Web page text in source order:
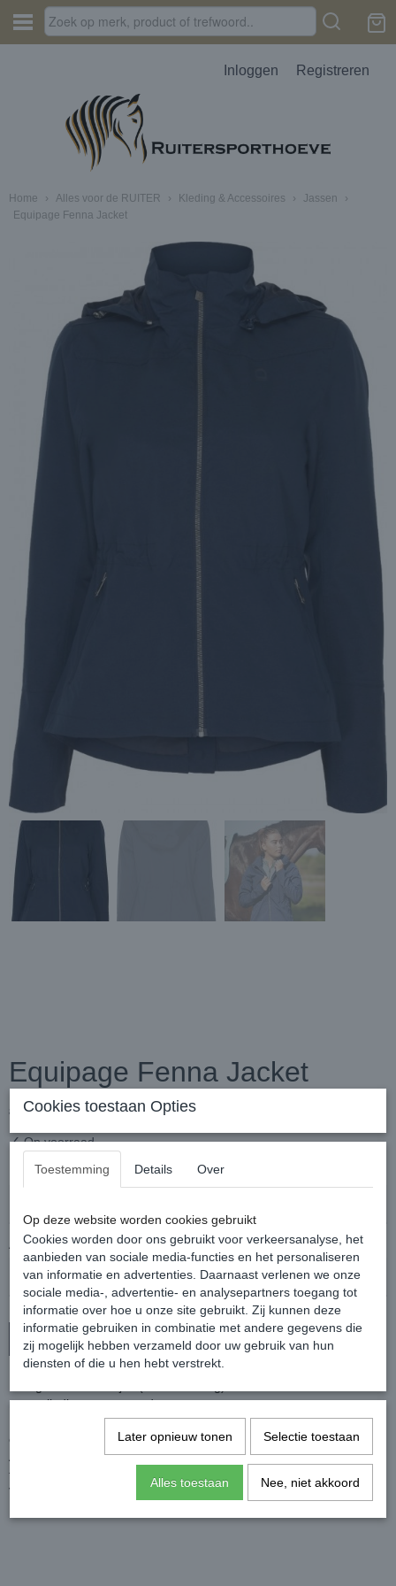
Inloggen Registreren
Home › Alles voor de RUITER › Kleding & Accessoires › Jassen
›
Equipage Fenna Jacket
Equipage Fenna Jacket
€ 129,95 € 59,95 (inclusief btw 21%)
✓Op voorraad
Aantal
In winkelwagen
met volledig getapete naden.
De jas heeft twee steekzakken met ritssluiting, een binnenzak en
een afneembare capuchon met rits.
Aan de binnenkant van de taille heeft de jas een elastisch
trekkoord.
Ventilatieopening op de rug met magneetsluiting.
Cookies toestaan Opties
Toestemming Details Over
Op deze website worden cookies gebruikt
Cookies worden door ons gebruikt voor verkeersanalyse, het
aanbieden van sociale media-functies en het personaliseren
van informatie en advertenties. Daarnaast verlenen we onze
sociale media-, advertentie- en analysepartners toegang tot
informatie over hoe u onze site gebruikt. Zij kunnen deze
informatie gebruiken in combinatie met andere gegevens die
zij mogelijk hebben verzameld door uw gebruik van hun
diensten of die u hen hebt verstrekt.
Later opnieuw tonen Selectie toestaan
Alles toestaan Nee, niet akkoord